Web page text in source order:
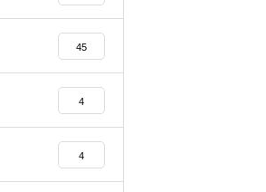
45
4
4